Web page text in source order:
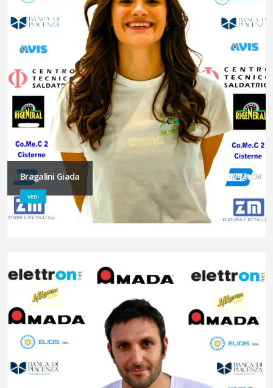
Bragalini Giada
VEDI